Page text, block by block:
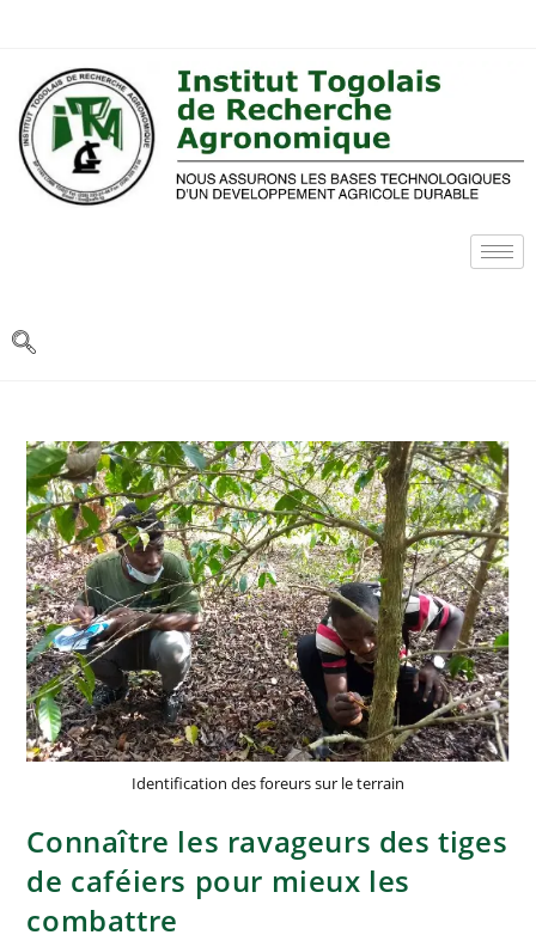
Identification des foreurs sur le terrain
Connaître les ravageurs des tiges
de caféiers pour mieux les
combattre